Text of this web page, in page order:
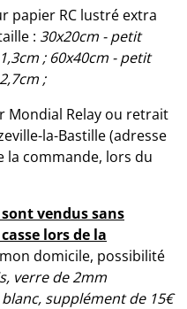
papier RC lustré extra
: 30x20cm - petit
; 60x40cm - petit
;
Mondial Relay ou retrait
la-Bastille (adresse
la commande, lors du
vendus sans
lors de la
domicile, possibilité
verre de 2mm
supplément de 15€